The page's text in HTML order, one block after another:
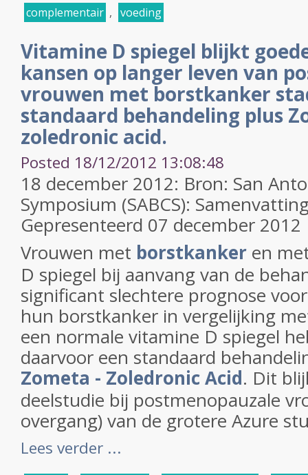
complementair , voeding
Vitamine D spiegel blijkt
kansen op langer leven van
vrouwen met borstkanker
standaard behandeling plus
zoledronic acid.
Posted 18/12/2012 13:08:48
18 december 2012: Bron: San
Symposium (SABCS):
Gepresenteerd 07 december 2012
Vrouwen met borstkanker en
D spiegel bij aanvang van de
significant slechtere prognose
hun borstkanker in vergelijking
een normale vitamine D spiegel
daarvoor een standaard
Zometa - Zoledronic Acid. Dit
deelstudie bij postmenopauzale
overgang) van de grotere Azure
Lees verder ...